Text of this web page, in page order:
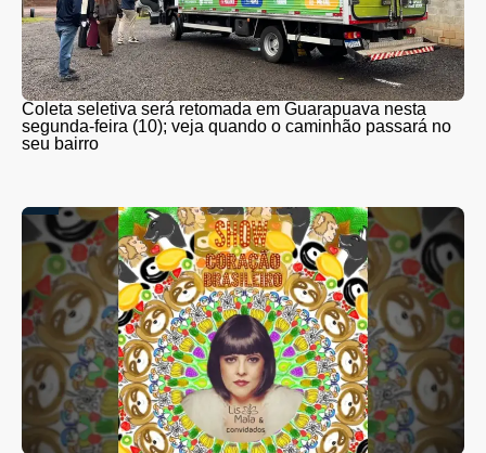
Coleta seletiva será retomada em Guarapuava nesta
segunda-feira (10); veja quando o caminhão passará no
seu bairro